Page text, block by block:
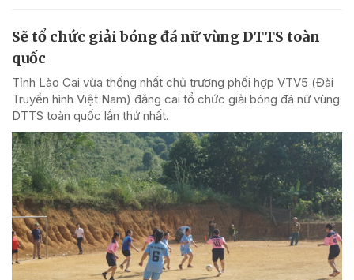
Sẽ tổ chức giải bóng đá nữ vùng DTTS toàn
quốc
Tỉnh Lào Cai vừa thống nhất chủ trương phối hợp VTV5 (Đài
Truyền hình Việt Nam) đăng cai tổ chức giải bóng đá nữ vùng
DTTS toàn quốc lần thứ nhất.